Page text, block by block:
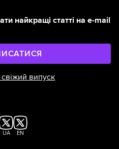
найкращі статті на e-mail
випуск
UA EN